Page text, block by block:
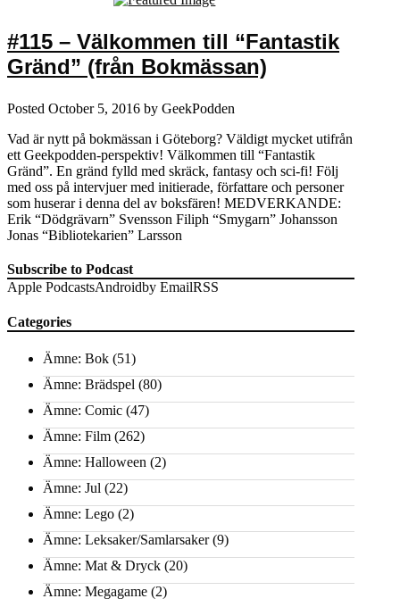
#115 – Välkommen till “Fantastik
Gränd” (från Bokmässan)
Posted October 5, 2016 by GeekPodden
Vad är nytt på bokmässan i Göteborg? Väldigt mycket utifrån
ett Geekpodden-perspektiv! Välkommen till “Fantastik
Gränd”. En gränd fylld med skräck, fantasy och sci-fi! Följ
med oss på intervjuer med initierade, författare och personer
som huserar i denna del av boksfären! MEDVERKANDE:
Erik “Dödgrävarn” Svensson Filiph “Smygarn” Johansson
Jonas “Bibliotekarien” Larsson
Subscribe to Podcast
Apple PodcastsAndroidby EmailRSS
Categories
Ämne: Bok (51)
Ämne: Brädspel (80)
Ämne: Comic (47)
Ämne: Film (262)
Ämne: Halloween (2)
Ämne: Jul (22)
Ämne: Lego (2)
Ämne: Leksaker/Samlarsaker(9)
Ämne: Mat & Dryck (20)
Ämne: Megagame (2)